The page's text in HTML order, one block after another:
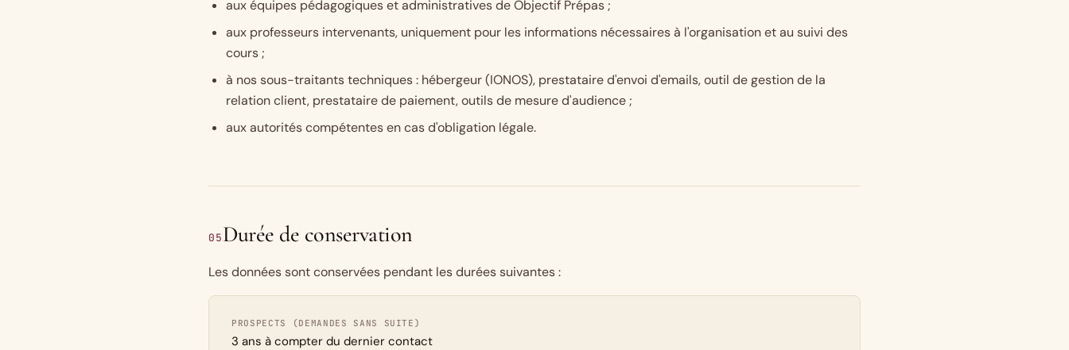
aux équipes pédagogiques et administratives de Objectif Prépas ;
aux professeurs intervenants, uniquement pour les informations nécessaires à l'organisation et au suivi des
cours ;
à nos sous-traitants techniques : hébergeur (IONOS), prestataire d'envoi d'emails, outil de gestion de la
relation client, prestataire de paiement, outils de mesure d'audience ;
aux autorités compétentes en cas d'obligation légale.
05Durée de conservation
Les données sont conservées pendant les durées suivantes :
PROSPECTS (DEMANDES SANS SUITE)
3 ans à compter du dernier contact